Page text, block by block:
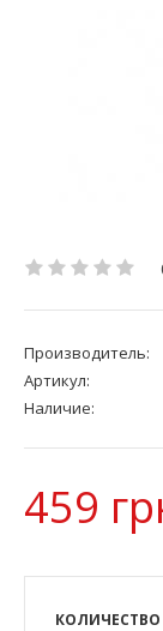
Производитель:
Артикул:
Наличие:
459
КОЛИЧЕСТВО